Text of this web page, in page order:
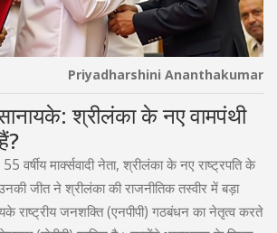
Priyadharshini Ananthakumar
श्रीलंका के नए वामपंथी
वर्षीय मार्क्सवादी नेता, श्रीलंका के नए राष्ट्रपति के
जीत ने श्रीलंका की राजनीतिक तस्वीर में बड़ा
राष्ट्रीय जनशक्ति (एनपीपी) गठबंधन का नेतृत्व करते